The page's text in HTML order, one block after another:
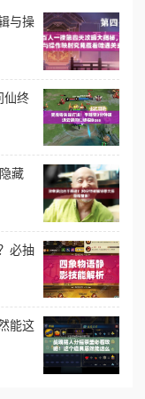
与操
仙终
藏
必抽
能这